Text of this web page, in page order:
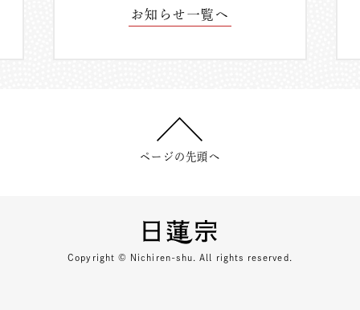
お知らせ一覧へ
ページの先頭へ
Copyright © Nichiren-shu. All rights reserved.